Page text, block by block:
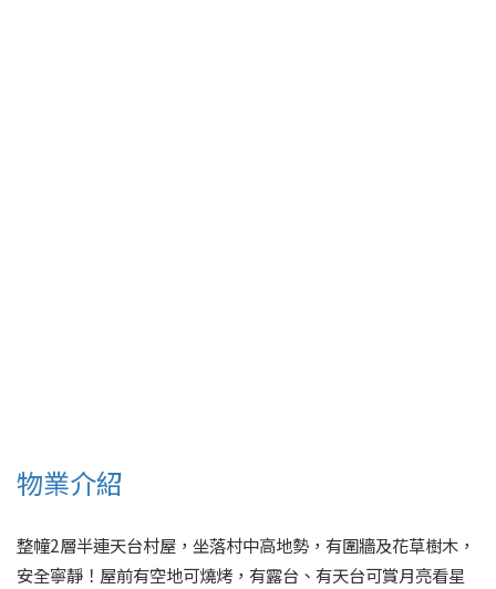
物業介紹
整幢2層半連天台村屋，坐落村中高地勢，有圍牆及花草樹木，
安全寧靜！屋前有空地可燒烤，有露台、有天台可賞月亮看星